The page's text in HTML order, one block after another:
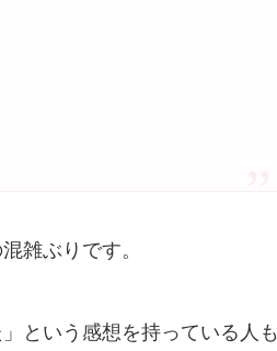
雑ぶりです。
という感想を持っている人も